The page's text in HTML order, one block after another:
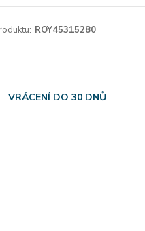
ROY45315280
VRÁCENÍ DO 30 DNŮ